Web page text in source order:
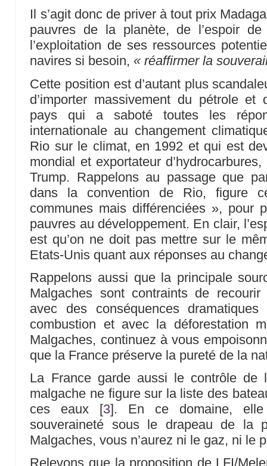
Il s’agit donc de priver à tout prix
pauvres de la planète, de l’espoir
l’exploitation de ses ressources
navires si besoin, « réaffirmer la
Cette position est d’autant plus
d’importer massivement du pétrole
pays qui a saboté toutes les
internationale au changement
Rio sur le climat, en 1992 et qui est
mondial et exportateur
Trump. Rappelons au passage que
dans la convention de Rio, figure
communes mais différenciées », pour
pauvres au développement. En clair,
est qu’on ne doit pas mettre sur le
Etats-Unis quant aux réponses au
Rappelons aussi que la principale
Malgaches sont contraints de recourir
avec des conséquences
combustion et avec la déforestation
Malgaches, continuez à vous
que la France préserve la pureté de la
La France garde aussi le contrôle de
malgache ne figure sur la liste des
ces eaux [3]. En ce domaine, elle
souveraineté sous le drapeau de la
Malgaches, vous n’aurez ni le gaz, ni le
Relevons que la proposition de LFI/